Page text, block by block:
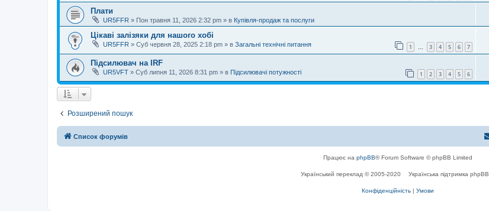
Плати
UR5FFR » Пон травня 11, 2026 2:32 pm » в Купівля-продаж та послуги
Цікаві залізяки для нашого хобі
UR5FFR » Суб червня 28, 2025 2:18 pm » в Загальні технічні питання 1 … 3 4 5 6 7
Підсилювач на IRF
UR5VFT » Суб липня 11, 2026 8:31 pm » в Підсилювачі потужності 1 2 3 4 5 6
Розширений пошук
Список форумів
Працює на phpBB® Forum Software © phpBB Limited
Український переклад © 2005-2020 Українська підтримка phpBB
Конфіденційність | Умови